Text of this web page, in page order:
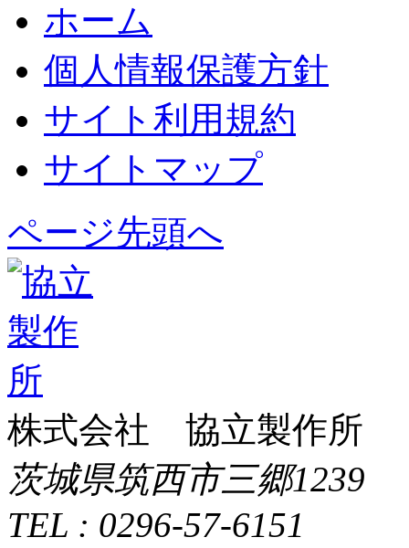
ホーム
個人情報保護方針
サイト利用規約
サイトマップ
ページ先頭へ
株式会社 協立製作所
茨城県筑西市三郷1239
TEL : 0296-57-6151